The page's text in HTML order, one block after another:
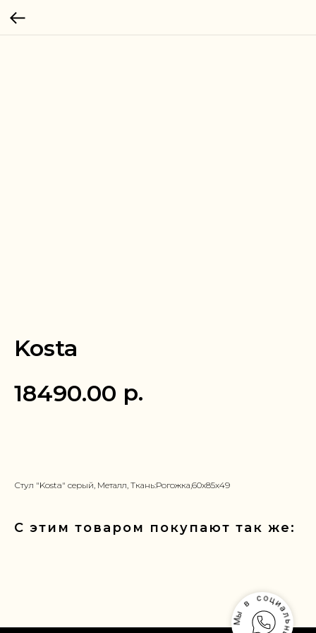
Kosta
18490.00 р.
Стул "Kosta" серый, Металл, Ткань:Рогожка,60x85x49
С этим товаром покупают так же: